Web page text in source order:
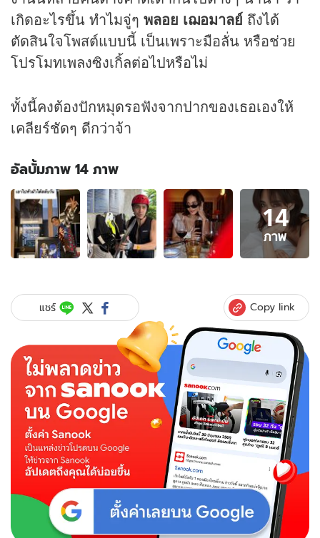
เกิดอะไรขึ้น ทำไมจู่ๆ พลอย เฌอมาลย์ ถึงได้
ตัดสินใจโพสต์แบบนี้ เป็นเพราะมือลั่น หรือช่วย
โปรโมทเพลงซิงเกิ้ลต่อไปหรือไม่
ทั้งนี้คงต้องปักหมุดรอฟังจากปากของเธอเองให้
เคลียร์ชัดๆ ดีกว่าจ้า
อัลบั้มภาพ 14 ภาพ
อัลบั้ม
ภาพ
14
ภาพ
ของ
"พลอย
เฌอ
โพสต์
ส
"โต้ง
ทูพี"
ความ
แร็พ
กะxรี่
14
ภาพ
แชร์ Copy link